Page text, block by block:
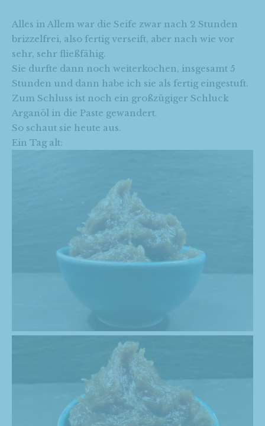
Alles in Allem war die Seife zwar nach 2 Stunden
brizzelfrei, also fertig verseift, aber nach wie vor
sehr, sehr fließfähig.
Sie durfte dann noch weiterkochen, insgesamt 5
Stunden und dann habe ich sie als fertig eingestuft.
Zum Schluss ist noch ein großzügiger Schluck
Arganöl in die Paste gewandert.
So schaut sie heute aus.
Ein Tag alt: